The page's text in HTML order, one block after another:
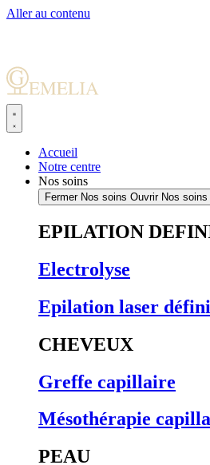
Aller au contenu
Accueil
Notre centre
Nos soins
Fermer Nos soins Ouvrir Nos soins
EPILATION
Electrolyse
Epilation laser
CHEVEUX
Greffe capillaire
Mésothérapie
PEAU